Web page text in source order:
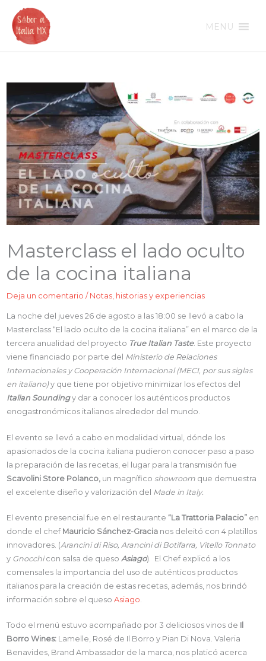
contenido
MENU
Masterclass el lado oculto
de la cocina italiana
Deja un comentario / Notas, historias y experiencias
La noche del jueves 26 de agosto a las 18:00 se llevó a cabo la
Masterclass “El lado oculto de la cocina italiana” en el marco de la
tercera anualidad del proyecto True Italian Taste. Este proyecto
viene financiado por parte del Ministerio de Relaciones
Internacionales y Cooperación Internacional (MECI, por sus siglas
en italiano)y que tiene por objetivo minimizar los efectos del
Italian Soundingy dar a conocer los auténticos productos
enogastronómicos italianos alrededor del mundo.
El evento se llevó a cabo en modalidad virtual, dónde los
apasionados de la cocina italiana pudieron conocer paso a paso
la preparación de las recetas, el lugar para la transmisión fue
Scavolini Store Polanco, un magnífico showroom que demuestra
el excelente diseño y valorización del Made in Italy.
El evento presencial fue en el restaurante“La Trattoria Palacio” en
donde el chef Mauricio Sánchez-Gracia nos deleitó con 4 platillos
innovadores. (Arancini di Riso, Arancini di Botifarra, Vitello Tonnato
y Gnocchicon salsa de queso Asiago). El Chef explicó a los
comensales la importancia del uso de auténticos productos
italianos para la creación de estas recetas, además, nos brindó
información sobre el quesoAsiago
Todo el menú estuvo acompañado por 3 deliciosos vinos de Il
Borro Wines: Lamelle, Rosé de Il Borro y Pian Di Nova. Valeria
Benavides, Brand Ambassador de la marca, nos platicó acerca